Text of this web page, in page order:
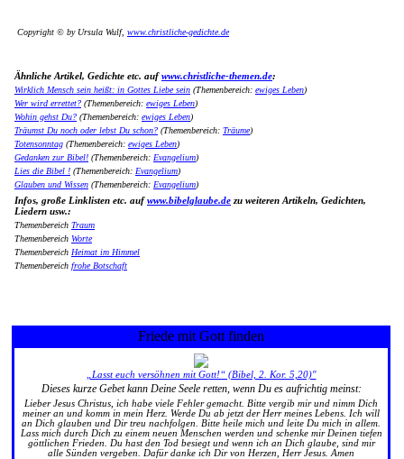
Copyright © by Ursula Wulf, www.christliche-gedichte.de
Ähnliche Artikel, Gedichte etc. aufwww.christliche-themen.de:
Wirklich Mensch sein heißt: in Gottes Liebe sein (Themenbereich: ewiges Leben)
Wer wird errettet? (Themenbereich: ewiges Leben)
Wohin gehst Du? (Themenbereich: ewiges Leben)
Träumst Du noch oder lebst Du schon? (Themenbereich: Träume)
Totensonntag (Themenbereich: ewiges Leben)
Gedanken zur Bibel! (Themenbereich: Evangelium)
Lies die Bibel ! (Themenbereich: Evangelium)
Glauben und Wissen (Themenbereich: Evangelium)
Infos, große Linklisten etc. aufwww.bibelglaube.de zu weiteren Artikeln, Gedichten,
Liedern usw.:
Themenbereich Traum
Themenbereich Worte
Themenbereich Heimat im Himmel
Themenbereich frohe Botschaft
Friede mit Gott finden
„Lasst euch versöhnen mit Gott!“ (Bibel, 2. Kor. 5,20)"
Dieses kurze Gebet kann Deine Seele retten, wenn Du es aufrichtig meinst:
Lieber Jesus Christus, ich habe viele Fehler gemacht. Bitte vergib mir und nimm Dich
meiner an und komm in mein Herz. Werde Du ab jetzt der Herr meines Lebens. Ich will
an Dich glauben und Dir treu nachfolgen. Bitte heile mich und leite Du mich in allem.
Lass mich durch Dich zu einem neuen Menschen werden und schenke mir Deinen tiefen
göttlichen Frieden. Du hast den Tod besiegt und wenn ich an Dich glaube, sind mir
alle Sünden vergeben. Dafür danke ich Dir von Herzen, Herr Jesus. Amen